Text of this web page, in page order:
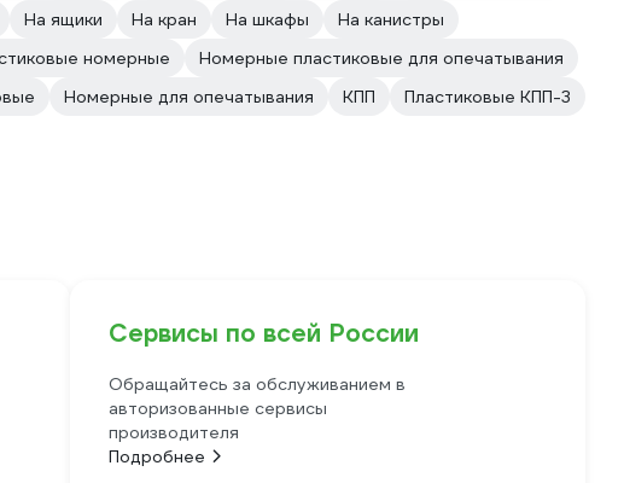
На ящики На кран На шкафы
На канистры
номерные
Номерные пластиковые для опечатывания
Номерные для опечатывания КПП
Пластиковые КПП-3
Сервисы по всей России
Обращайтесь за обслуживанием в
авторизованные сервисы
производителя
Подробнее